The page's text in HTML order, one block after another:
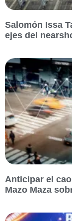
Salomón Issa
ejes del
Anticipar el
Mazo Maza